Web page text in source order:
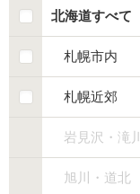
北海道すべて
札幌市内
札幌近郊
岩見沢・滝川
旭川・道北